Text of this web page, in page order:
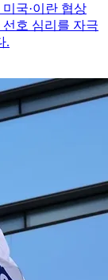
국·이란 협상
호 심리를 자극
.